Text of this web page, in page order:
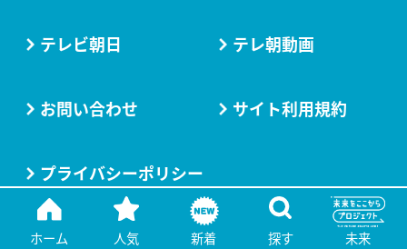
ホーム 人気 新着 探す 未来
テレビ朝日 テレ朝動画
お問い合わせ サイト利用規約
プライバシーポリシー
Copyright(C) tv asahi All rights reserved.